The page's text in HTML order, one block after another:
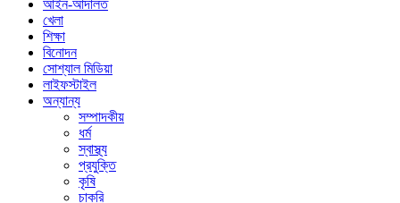
আইন-আদালত
খেলা
শিক্ষা
বিনোদন
সোশ্যাল মিডিয়া
লাইফস্টাইল
অন্যান্য
সম্পাদকীয়
ধর্ম
স্বাস্থ্য
প্রযুক্তি
কৃষি
চাকরি